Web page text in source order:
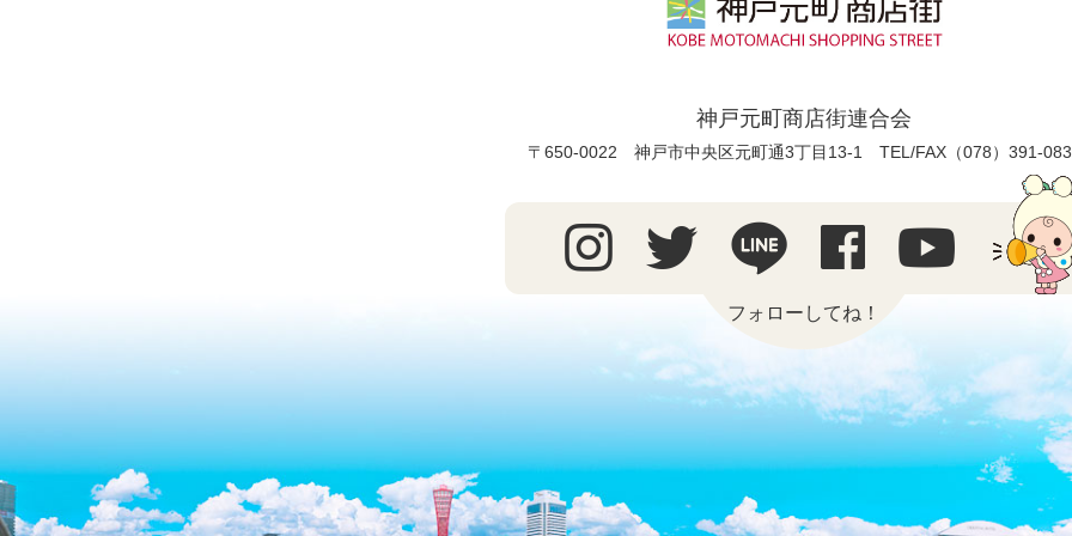
神戸元町商店街連合会
〒650-0022 神戸市中央区元町通3丁目13-1 TEL/FAX（078）391-
フォローしてね！